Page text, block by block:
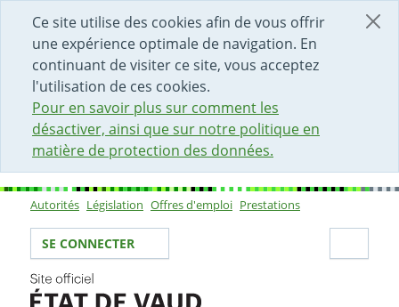
Ce site utilise des cookies afin de vous offrir
une expérience optimale de navigation. En
continuant de visiter ce site, vous acceptez
l'utilisation de ces cookies.
Pour en savoir plus sur comment les
désactiver, ainsi que sur notre politique en
matière de protection des données.
DÉBUT DU CONTENU DE LA PAGE
ACCÈS AU CHAMP DE RECHERCHE
PAGE D'ACCUEIL
FORMULAIRE DE CONTACT
Sous-navigation
Autorités Législation Offres d'emploi Prestations
Votre identité
SE CONNECTER